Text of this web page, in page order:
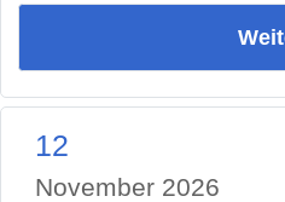
12
November 2026